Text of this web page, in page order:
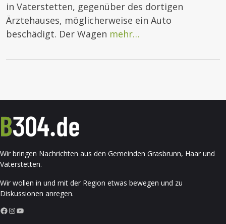
in Vaterstetten, gegenüber des dortigen
Ärztehauses, möglicherweise ein Auto
beschädigt. Der Wagen mehr…
Wir bringen Nachrichten aus den Gemeinden Grasbrunn, Haar und
Vaterstetten.
Wir wollen in und mit der Region etwas bewegen und zu
Diskussionen anregen.
Facebook InstagramYouTube